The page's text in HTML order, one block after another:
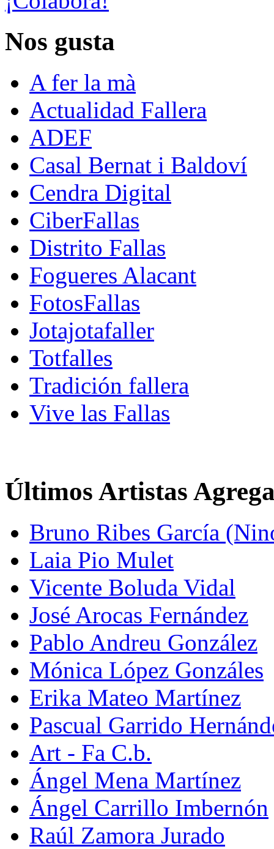
Nos gusta
A fer la mà
Actualidad Fallera
ADEF
Casal Bernat i Baldoví
Cendra Digital
CiberFallas
Distrito Fallas
Fogueres Alacant
FotosFallas
Jotajotafaller
Totfalles
Tradición fallera
Vive las Fallas
Últimos Artistas
Bruno Ribes García
Laia Pio Mulet
Vicente Boluda Vidal
José Arocas Fernández
Pablo Andreu González
Mónica López Gonzáles
Erika Mateo Martínez
Pascual Garrido
Art - Fa C.b.
Ángel Mena Martínez
Ángel Carrillo Imbernón
Raúl Zamora Jurado